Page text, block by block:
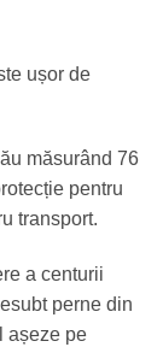
ușor de
măsurând 76
pentru
transport.
a centurii
perne din
așeze pe